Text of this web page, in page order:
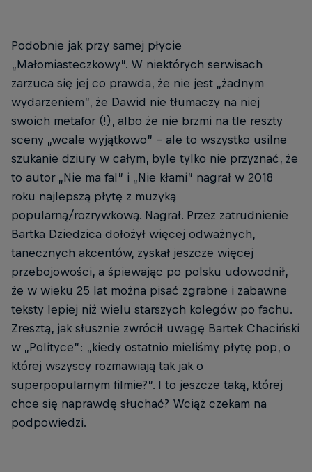
Podobnie jak przy samej płycie
„Małomiasteczkowy”. W niektórych serwisach
zarzuca się jej co prawda, że nie jest „żadnym
wydarzeniem”, że Dawid nie tłumaczy na niej
swoich metafor (!), albo że nie brzmi na tle reszty
sceny „wcale wyjątkowo” – ale to wszystko usilne
szukanie dziury w całym, byle tylko nie przyznać, że
to autor „Nie ma fal” i „Nie kłami” nagrał w 2018
roku najlepszą płytę z muzyką
popularną/rozrywkową. Nagrał. Przez zatrudnienie
Bartka Dziedzica dołożył więcej odważnych,
tanecznych akcentów, zyskał jeszcze więcej
przebojowości, a śpiewając po polsku udowodnił,
że w wieku 25 lat można pisać zgrabne i zabawne
teksty lepiej niż wielu starszych kolegów po fachu.
Zresztą, jak słusznie zwrócił uwagę Bartek Chaciński
w „Polityce”: „kiedy ostatnio mieliśmy płytę pop, o
której wszyscy rozmawiają tak jak o
superpopularnym filmie?”. I to jeszcze taką, której
chce się naprawdę słuchać? Wciąż czekam na
podpowiedzi.